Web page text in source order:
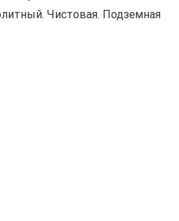
Чистовая. Подземная